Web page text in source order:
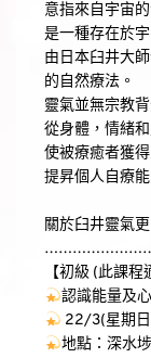
意指來自宇宙
是一種存在於
由日本臼井大
的自然療法。
靈氣並無宗教
從身體，情緒
使被療癒者獲
提昇個人自療
關於臼井靈氣
【初級 (此課程
認識能量及
22/3(星期
地點：深水